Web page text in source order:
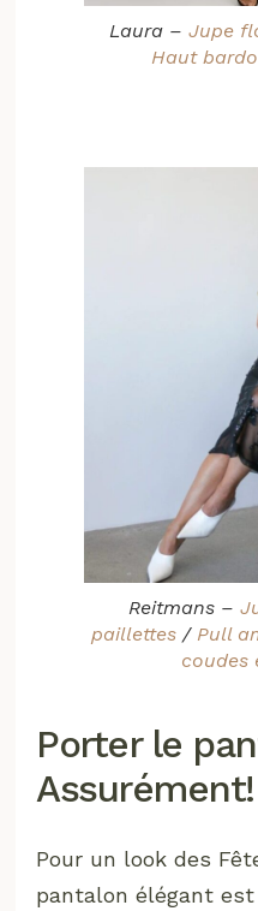
Laura –Jupe
Haut
Reitmans –
paillettes / Pull
coudes
Porter le
Assurément!
Pour un look des
pantalon élégant